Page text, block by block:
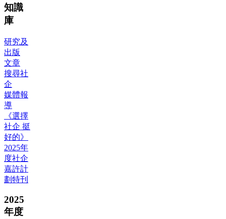
知識
庫
研究及
出版
文章
搜尋社
企
媒體報
導
《選擇
社企 挺
好的》
2025年
度社企
嘉許計
劃特刊
2025
年度